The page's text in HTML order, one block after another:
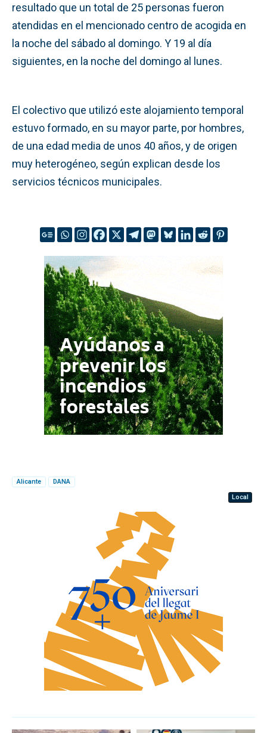
resultado que un total de 25 personas fueron
atendidas en el mencionado centro de acogida en
la noche del sábado al domingo. Y 19 al día
siguientes, en la noche del domingo al lunes.
El colectivo que utilizó este alojamiento temporal
estuvo formado, en su mayor parte, por hombres,
de una edad media de unos 40 años, y de origen
muy heterogéneo, según explican desde los
servicios técnicos municipales.
Alicante
DANA
Local